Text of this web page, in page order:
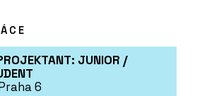
JUNIOR /
6